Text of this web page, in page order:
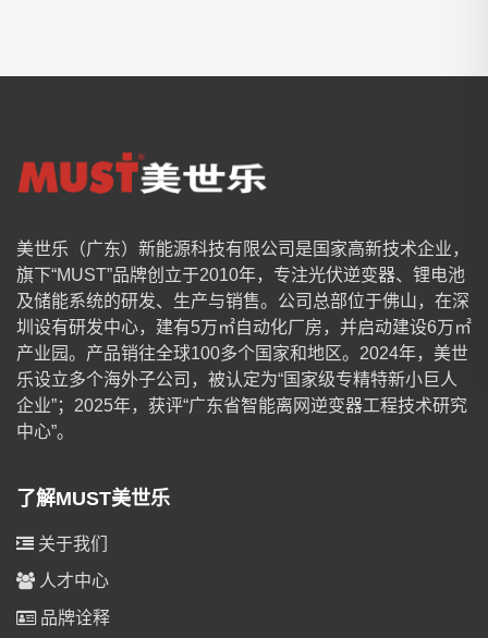
美世乐（广东）新能源科技有限公司是国家高新技术企业，
旗下“MUST”品牌创立于2010年，专注光伏逆变器、锂电池
及储能系统的研发、生产与销售。公司总部位于佛山，在深
圳设有研发中心，建有5万㎡自动化厂房，并启动建设6万㎡
产业园。产品销往全球100多个国家和地区。2024年，美世
乐设立多个海外子公司，被认定为“国家级专精特新小巨人
企业”；2025年，获评“广东省智能离网逆变器工程技术研究
中心”。
了解MUST美世乐
关于我们
人才中心
品牌诠释